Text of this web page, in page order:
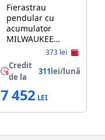
Fierastrau
pendular cu
acumulator
MILWAUKEE
M18FJS-0X373 lei
Credit
de la
311lei/lună
7 452